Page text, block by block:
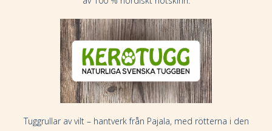
Tuggrullar av vilt – hantverk från Pajala, med rötterna i den